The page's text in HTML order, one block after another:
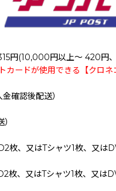
円(10,000円以上～ 420
ードが使用できる【クロネ
確認後配送）
枚、又はTシャツ1枚、又は
枚、又はTシャツ1枚、又は